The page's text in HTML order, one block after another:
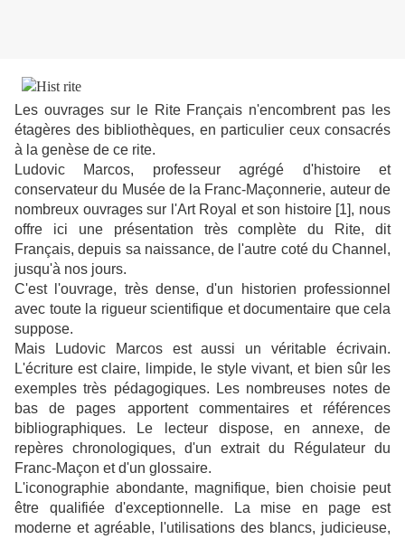
Les ouvrages sur le Rite Français n'encombrent pas les
étagères des bibliothèques, en particulier ceux consacrés
à la genèse de ce rite.
Ludovic Marcos, professeur agrégé d'histoire et
conservateur du Musée de la Franc-Maçonnerie, auteur de
nombreux ouvrages sur l'Art Royal et son histoire [1], nous
offre ici une présentation très complète du Rite, dit
Français, depuis sa naissance, de l'autre coté du Channel,
jusqu'à nos jours.
C'est l'ouvrage, très dense, d'un historien professionnel
avec toute la rigueur scientifique et documentaire que cela
suppose.
Mais Ludovic Marcos est aussi un véritable écrivain.
L'écriture est claire, limpide, le style vivant, et bien sûr les
exemples très pédagogiques. Les nombreuses notes de
bas de pages apportent commentaires et références
bibliographiques. Le lecteur dispose, en annexe, de
repères chronologiques, d'un extrait du Régulateur du
Franc-Maçon et d'un glossaire.
L'iconographie abondante, magnifique, bien choisie peut
être qualifiée d'exceptionnelle. La mise en page est
moderne et agréable, l'utilisations des blancs, judicieuse,